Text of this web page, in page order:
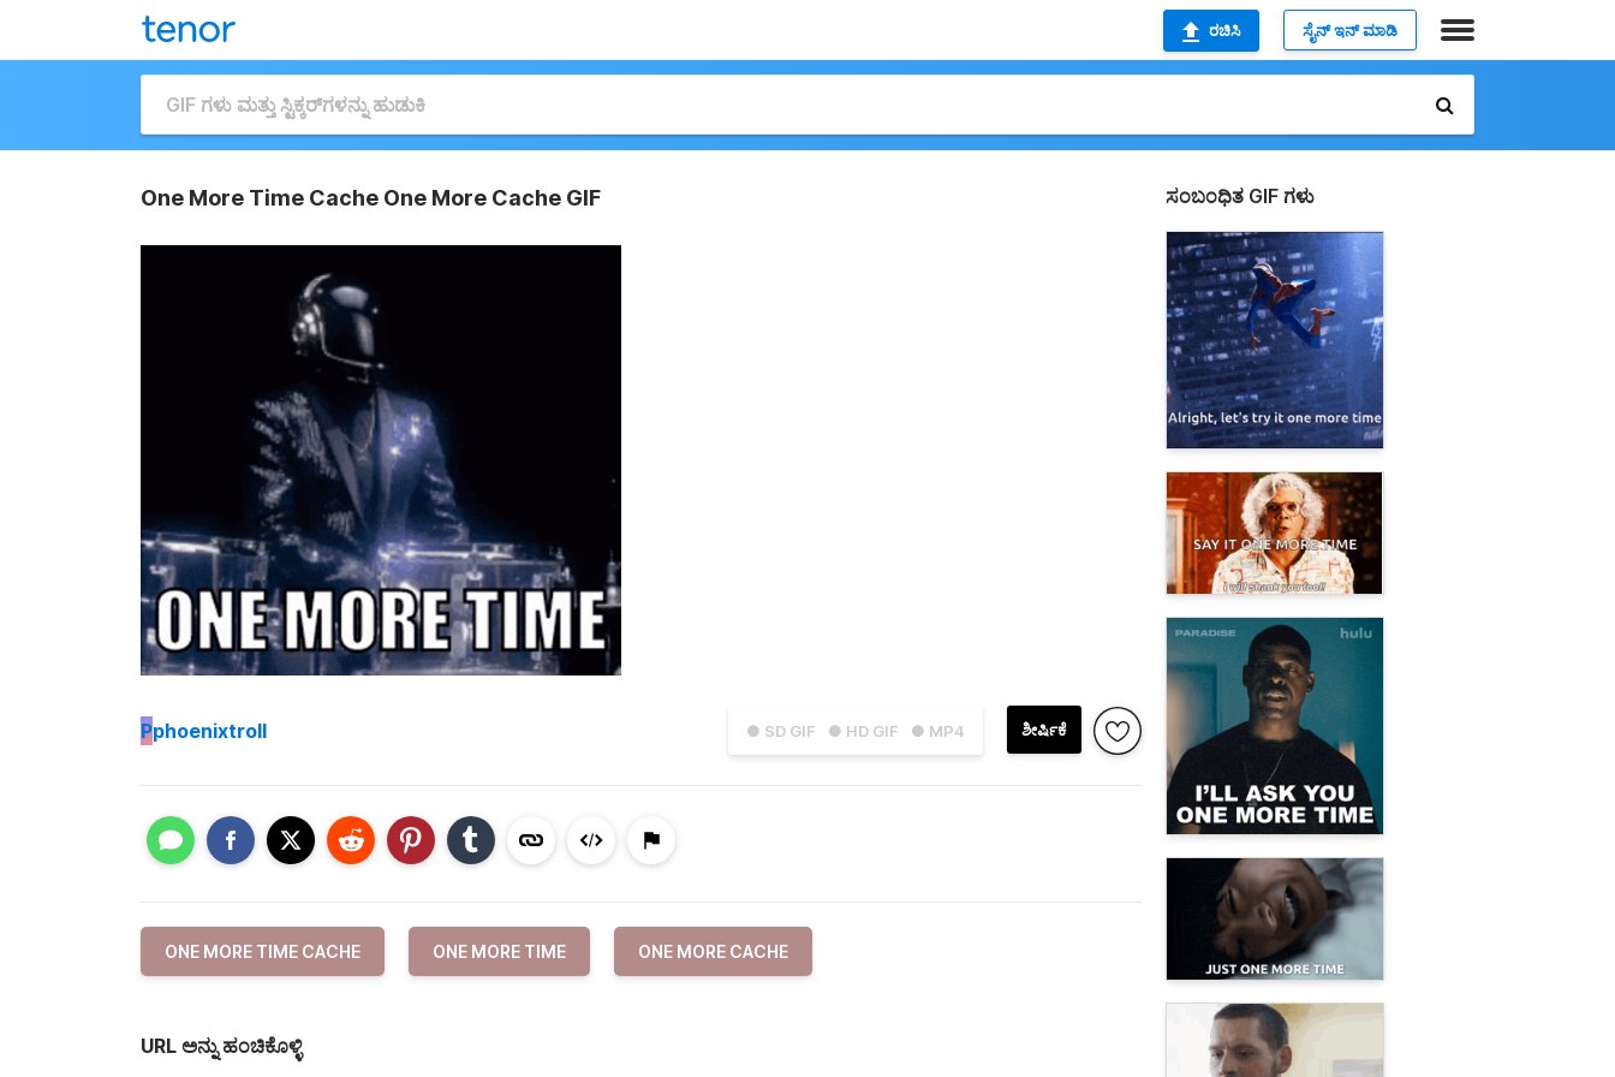
ರಚಿಸಿ ಸೈನ್ ಇನ್ ಮಾಡಿ
One More Time Cache One More Cache GIF
● SD GIF ● HD GIF ● MP4 ಶೀರ್ಷಿಕೆ
Pphoenixtroll
ONE MORE TIME CACHE ONE MORE TIME ONE MORE CACHE
URL ಅನ್ನು ಹಂಚಿಕೊಳ್ಳಿ
ಸಂಬಂಧಿತ GIF ಗಳು